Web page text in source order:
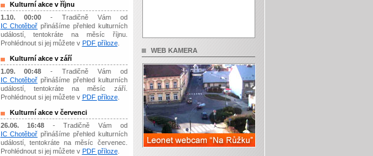
Kulturní akce v říjnu
1.10. 00:00 - Tradičně Vám od
IC Chotěboř přinášíme přehled kulturních
událostí, tentokráte na měsíc říjnu.
Prohlédnout si jej můžete v PDF příloze.
Kulturní akce v září
1.09. 00:48 - Tradičně Vám od
IC Chotěboř přinášíme přehled kulturních
událostí, tentokráte na měsíc září.
Prohlédnout si jej můžete v PDF příloze.
Kulturní akce v červenci
26.06. 16:48 - Tradičně Vám od
IC Chotěboř přinášíme přehled kulturních
událostí, tentokráte na měsíc červenec.
Prohlédnout si jej můžete v PDF příloze.
WEB KAMERA